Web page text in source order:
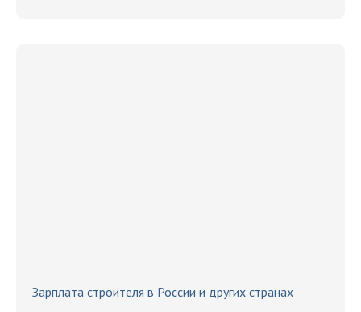
Зарплата строителя в России и других странах